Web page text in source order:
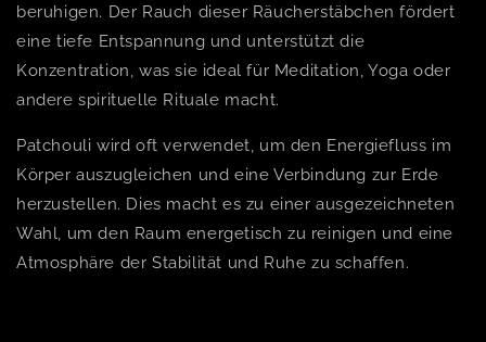
beruhigen. Der Rauch dieser Räucherstäbchen fördert
eine tiefe Entspannung und unterstützt die
Konzentration, was sie ideal für Meditation, Yoga oder
andere spirituelle Rituale macht.
Patchouli wird oft verwendet, um den Energiefluss im
Körper auszugleichen und eine Verbindung zur Erde
herzustellen. Dies macht es zu einer ausgezeichneten
Wahl, um den Raum energetisch zu reinigen und eine
Atmosphäre der Stabilität und Ruhe zu schaffen.